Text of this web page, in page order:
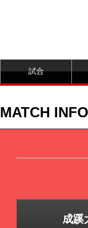
試合
MATCH INFO
成蹊